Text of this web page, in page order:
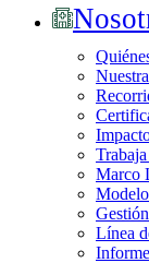
Marco
Línea